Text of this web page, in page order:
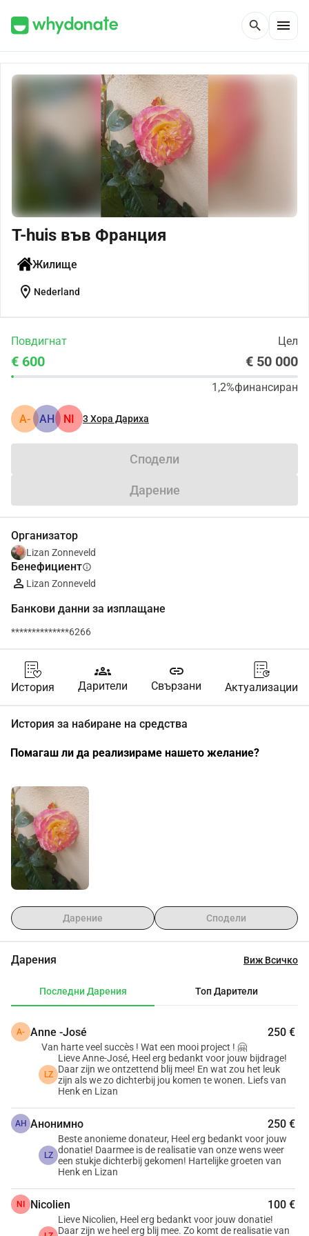
search menu
T-huis във Франция
Жилище
location_on Nederland
Повдигнат Цел
€ 600 € 50 000
1,2%финансиран
A- АН NI 3Хора Дариха
Сподели
Дарение
Организатор
Lizan Zonneveld
Бенефициентinfo
Lizan Zonneveld
Банкови данни за изплащане
**************6266
История
groups
Дарители
link
Свързани Актуализации
История за набиране на средства
Помагаш ли да реализираме нашето желание?
Дарение Сподели
Дарения Виж Всичко
Последни Дарения Топ Дарители
A- Anne -José 250 €
Van harte veel succès ! Wat een mooi project ! 🤗
LZ
Lieve Anne-José, Heel erg bedankt voor jouw bijdrage!
Daar zijn we ontzettend blij mee! En wat zou het leuk
zijn als we zo dichterbij jou komen te wonen. Liefs van
Henk en Lizan
АН Анонимно 250 €
LZ
Beste anonieme donateur, Heel erg bedankt voor jouw
donatie! Daarmee is de realisatie van onze wens weer
een stukje dichterbij gekomen! Hartelijke groeten van
Henk en Lizan
NI Nicolien 100 €
Lieve Nicolien, Heel erg bedankt voor jouw donatie!
Daar zijn we heel erg blij mee. Zo komt de realisatie van